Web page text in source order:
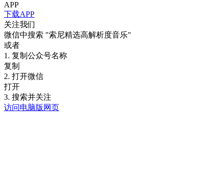
APP
下载APP
关注我们
微信中搜索 "索尼精选高解析度音乐"
或者
1. 复制公众号名称
复制
2. 打开微信
打开
3. 搜索并关注
访问电脑版网页